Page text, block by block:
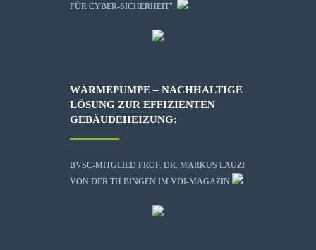
FÜR CYBER-SICHERHEIT":
WÄRMEPUMPE – NACHHALTIGE
LÖSUNG ZUR EFFIZIENTEN
GEBÄUDEHEIZUNG:
BVSC-MITGLIED PROF. DR. MARKUS LAUZI
VON DER TH BINGEN IM VDI-MAGAZIN